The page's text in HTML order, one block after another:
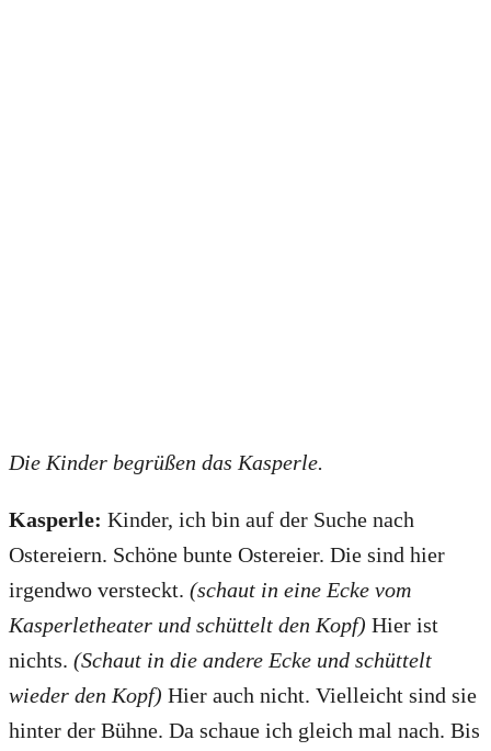
Die Kinder begrüßen das Kasperle.
Kasperle: Kinder, ich bin auf der Suche nach
Ostereiern. Schöne bunte Ostereier. Die sind hier
irgendwo versteckt. (schaut in eine Ecke vom
Kasperletheater und schüttelt den Kopf) Hier ist
nichts. (Schaut in die andere Ecke und schüttelt
wieder den Kopf) Hier auch nicht. Vielleicht sind sie
hinter der Bühne. Da schaue ich gleich mal nach. Bis